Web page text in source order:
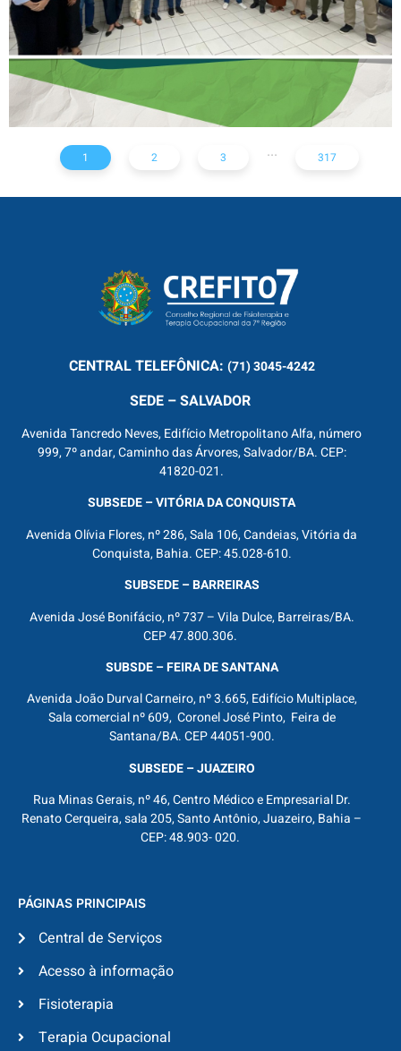
1 2 3 ... 317
CENTRALTELEFÔNICA: (71) 3045-4242
SEDE – SALVADOR
Avenida Tancredo Neves, Edifício Metropolitano Alfa, número
999, 7º andar, Caminho das Árvores, Salvador/BA. CEP:
41820-021.
SUBSEDE – VITÓRIA DA CONQUISTA
Avenida Olívia Flores, nº 286, Sala 106, Candeias, Vitória da
Conquista, Bahia. CEP: 45.028-610.
SUBSEDE – BARREIRAS
Avenida José Bonifácio, nº 737 – Vila Dulce, Barreiras/BA.
CEP 47.800.306.
SUBSDE – FEIRA DE SANTANA
Avenida João Durval Carneiro, nº 3.665, Edifício Multiplace,
Sala comercial nº 609, Coronel José Pinto, Feira de
Santana/BA. CEP 44051-900.
SUBSEDE – JUAZEIRO
Rua Minas Gerais, nº 46, Centro Médico e Empresarial Dr.
Renato Cerqueira, sala 205, Santo Antônio, Juazeiro, Bahia –
CEP: 48.903- 020.
PÁGINAS PRINCIPAIS
Central de Serviços
Acesso à informação
Fisioterapia
Terapia Ocupacional